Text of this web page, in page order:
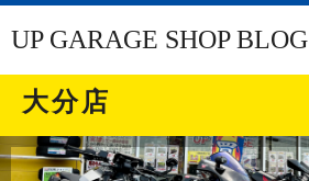
UP GARAGE SHOP BLOG
大分店